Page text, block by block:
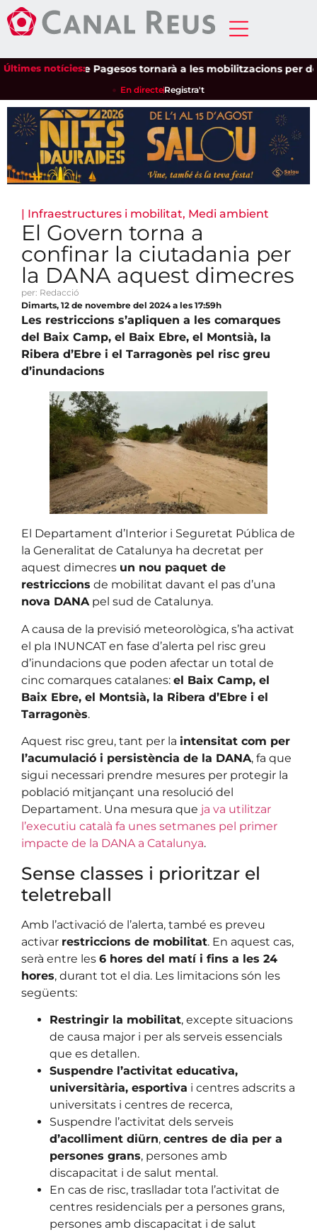
Últimes notícies:
Unió de Pagesos tornarà a les mobilitzacions per
En directeRegistra't
| Infraestructures i mobilitat, Medi ambient
El Govern torna a
confinar la ciutadania per
la DANA aquest dimecres
per: Redacció
Dimarts, 12 de novembre del 2024 a les 17:59h
Les restriccions s’apliquen a les comarques
del Baix Camp, el Baix Ebre, el Montsià, la
Ribera d’Ebre i el Tarragonès pel risc greu
d’inundacions
El Departament d’Interior i Seguretat Pública de
la Generalitat de Catalunya ha decretat per
aquest dimecres un nou paquet de
restriccions de mobilitat davant el pas d’una
nova DANApel sud de Catalunya.
A causa de la previsió meteorològica, s’ha activat
el pla INUNCAT en fase d’alerta pel risc greu
d’inundacions que poden afectar un total de
cinc comarques catalanes: el Baix Camp, el
Baix Ebre, el Montsià, la Ribera d’Ebre i el
Tarragonès.
Aquest risc greu, tant per la intensitat com per
l’acumulació i persistència de la DANA, fa que
sigui necessari prendre mesures per protegir la
població mitjançant una resolució del
Departament. Una mesura que ja va utilitzar
l’executiu català fa unes setmanes pel primer
impacte de la DANA a Catalunya.
Sense classes i prioritzar el
teletreball
Amb l’activació de l’alerta, també es preveu
activar restriccions de mobilitat. En aquest cas,
serà entre les 6 hores del matí i fins a les 24
hores, durant tot el dia. Les limitacions són les
següents:
Restringir la mobilitat, excepte situacions
de causa major i per als serveis essencials
que es detallen.
Suspendre l’activitat educativa,
universitària, esportiva i centres adscrits a
universitats i centres de recerca,
Suspendre l’activitat dels serveis
d’acolliment diürn, centres de dia per a
persones grans, persones amb
discapacitat i de salut mental.
En cas de risc, traslladar tota l’activitat de
centres residencials per a persones grans,
persones amb discapacitat i de salut